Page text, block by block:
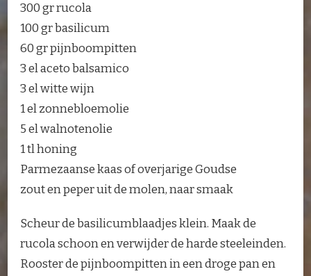
300 gr rucola
100 gr basilicum
60 gr pijnboompitten
3 el aceto balsamico
3 el witte wijn
1 el zonnebloemolie
5 el walnotenolie
1 tl honing
Parmezaanse kaas of overjarige Goudse
zout en peper uit de molen, naar smaak
Scheur de basilicumblaadjes klein. Maak de
rucola schoon en verwijder de harde steeleinden.
Rooster de pijnboompitten in een droge pan en